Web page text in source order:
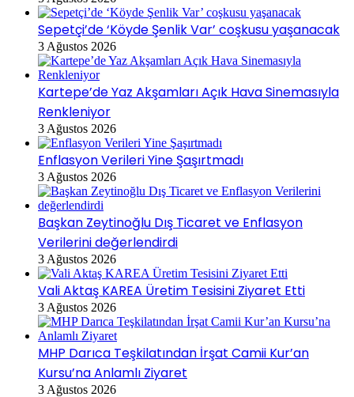
Sepetçi’de ‘Köyde Şenlik Var’ coşkusu yaşanacak
3 Ağustos 2026
Kartepe’de Yaz Akşamları Açık Hava Sinemasıyla
Renkleniyor
3 Ağustos 2026
Enflasyon Verileri Yine Şaşırtmadı
3 Ağustos 2026
Başkan Zeytinoğlu Dış Ticaret ve Enflasyon
Verilerini değerlendirdi
3 Ağustos 2026
Vali Aktaş KAREA Üretim Tesisini Ziyaret Etti
3 Ağustos 2026
MHP Darıca Teşkilatından İrşat Camii Kur’an
Kursu’na Anlamlı Ziyaret
3 Ağustos 2026